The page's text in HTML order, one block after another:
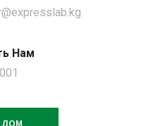
Нам
ДОМ